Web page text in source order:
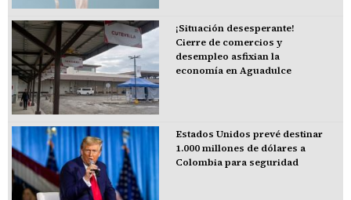
¡Situación desesperante!
Cierre de comercios y
desempleo asfixian la
economía en Aguadulce
Estados Unidos prevé destinar
1.000 millones de dólares a
Colombia para seguridad